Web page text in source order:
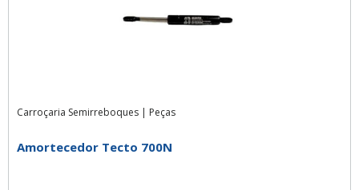
Carroçaria Semirreboques | Peças
Amortecedor Tecto 700N